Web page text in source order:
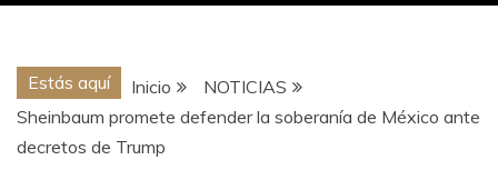
Estás aquí Inicio
NOTICIAS
Sheinbaum promete defender la soberanía de México ante
decretos de Trump